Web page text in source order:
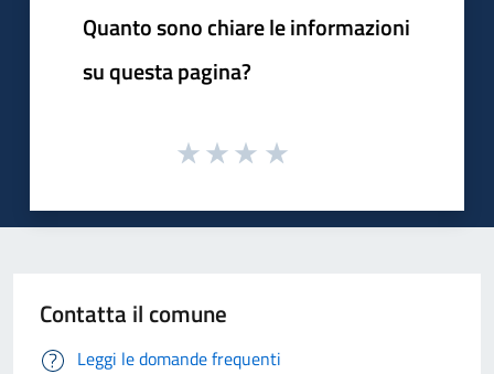
Quanto sono chiare le informazioni
su questa pagina?
Contatta il comune
Leggi le domande frequenti